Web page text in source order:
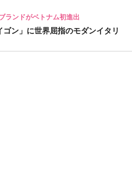
ランドがベトナム初進出
ゴン」に世界屈指のモダンイタリ